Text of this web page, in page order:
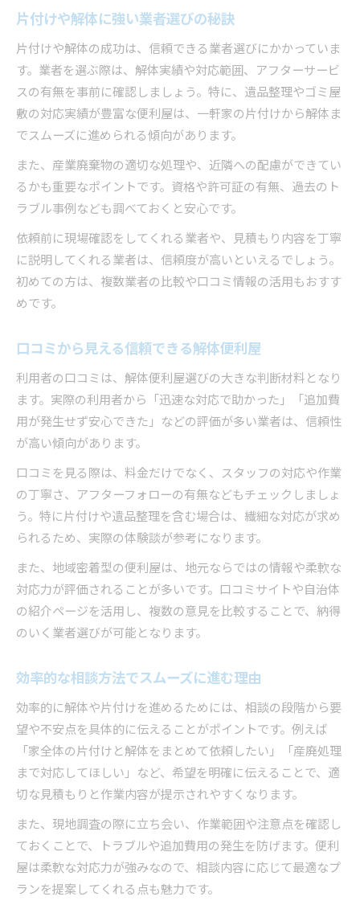
片付けや解体に強い業者選びの秘訣
片付けや解体の成功は、信頼できる業者選びにかかっていま
す。業者を選ぶ際は、解体実績や対応範囲、アフターサービ
スの有無を事前に確認しましょう。特に、遺品整理やゴミ屋
敷の対応実績が豊富な便利屋は、一軒家の片付けから解体ま
でスムーズに進められる傾向があります。
また、産業廃棄物の適切な処理や、近隣への配慮ができてい
るかも重要なポイントです。資格や許可証の有無、過去のト
ラブル事例なども調べておくと安心です。
依頼前に現場確認をしてくれる業者や、見積もり内容を丁寧
に説明してくれる業者は、信頼度が高いといえるでしょう。
初めての方は、複数業者の比較や口コミ情報の活用もおすす
めです。
口コミから見える信頼できる解体便利屋
利用者の口コミは、解体便利屋選びの大きな判断材料となり
ます。実際の利用者から「迅速な対応で助かった」「追加費
用が発生せず安心できた」などの評価が多い業者は、信頼性
が高い傾向があります。
口コミを見る際は、料金だけでなく、スタッフの対応や作業
の丁寧さ、アフターフォローの有無などもチェックしましょ
う。特に片付けや遺品整理を含む場合は、繊細な対応が求め
られるため、実際の体験談が参考になります。
また、地域密着型の便利屋は、地元ならではの情報や柔軟な
対応力が評価されることが多いです。口コミサイトや自治体
の紹介ページを活用し、複数の意見を比較することで、納得
のいく業者選びが可能となります。
効率的な相談方法でスムーズに進む理由
効率的に解体や片付けを進めるためには、相談の段階から要
望や不安点を具体的に伝えることがポイントです。例えば
「家全体の片付けと解体をまとめて依頼したい」「産廃処理
まで対応してほしい」など、希望を明確に伝えることで、適
切な見積もりと作業内容が提示されやすくなります。
また、現地調査の際に立ち会い、作業範囲や注意点を確認し
ておくことで、トラブルや追加費用の発生を防げます。便利
屋は柔軟な対応力が強みなので、相談内容に応じて最適なプ
ランを提案してくれる点も魅力です。